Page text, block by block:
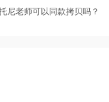
尼老师可以同款拷贝吗？